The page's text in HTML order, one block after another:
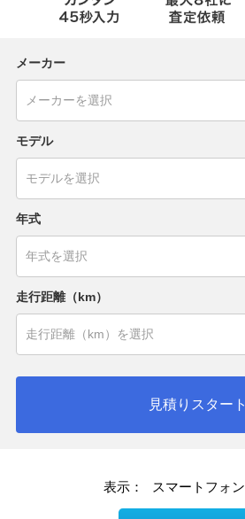
メーカー
モデル
年式
走行距離（km）
見積りスタート
表示： スマートフォン